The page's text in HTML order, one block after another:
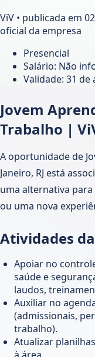
ViV • publicada em
oficial da empresa
Presencial
Salário: Não
Validade: 31 de
Jovem
Trabalho |
A oportunidade de
Janeiro, RJ está
uma alternativa
ou uma nova
Atividades
Apoiar no
saúde e
laudos,
Auxiliar no
(admissionais,
trabalho).
Atualizar